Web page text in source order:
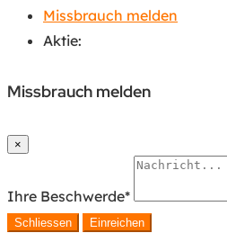
Missbrauch melden
Aktie:
Missbrauch melden
×
Ihre Beschwerde*
Schliessen Einreichen